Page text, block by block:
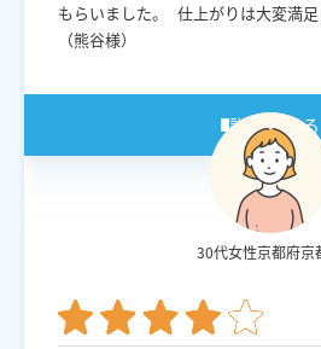
もらいました。 仕上がりは大変満足
（熊谷様）
詳細を見る
30代女性京都府京